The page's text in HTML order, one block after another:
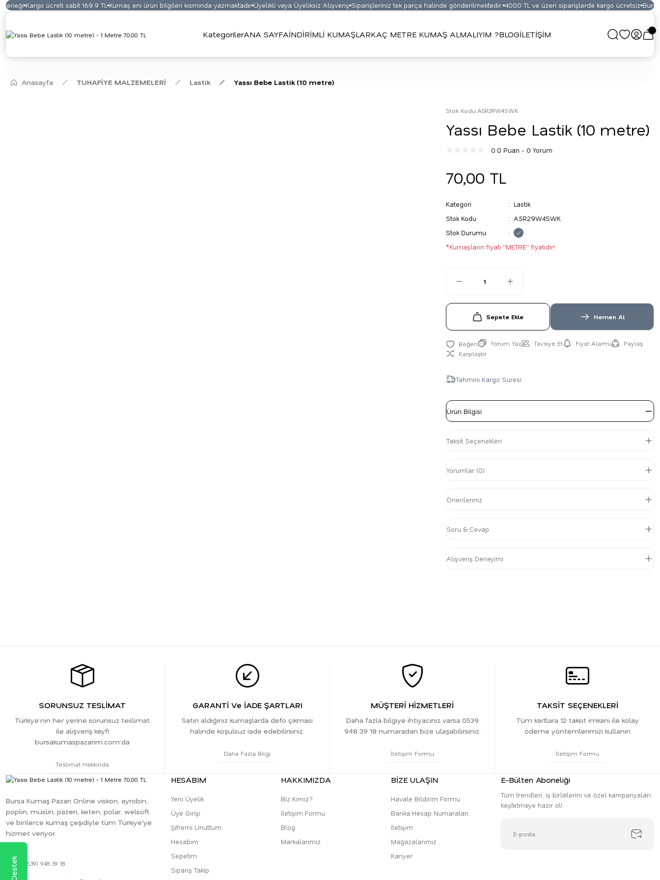
Kargo ücreti sabit 169.9 TL Kumaş eni ürün bilgileri kısmında yazmaktadır Üyelikli veya Üyeliksiz Alışveriş Siparişleriniz tek parça halinde gönderilmektedir. 4000 TL ve üzeri siparişlerde kargo ücretsiz Bursa
KategorilerANA SAYFAİNDİRİMLİ KUMAŞLARKAÇ METRE KUMAŞ ALMALIYIM ?BLOGİLETİŞİM
Anasayfa TUHAFİYE MALZEMELERİ Lastik Yassı Bebe Lastik (10 metre)
Stok Kodu:A5R29W4SWK
Yassı Bebe Lastik (10 metre)
0.0 Puan - 0 Yorum
70,00 TL
Kategori
Lastik
Stok Kodu
A5R29W4SWK
Stok Durumu
*Kumaşların fiyatı ''METRE'' fiyatıdır!
Sepete Ekle Hemen Al
Yorum Yaz Tavsiye Et Fiyat Alarmı
Paylaş
Karşılaştır
Tahmini Kargo Süresi :
Ürün Bilgisi
Taksit Seçenekleri
Yorumlar (0)
Önerileriniz
Soru & Cevap
Alışveriş Deneyimi
SORUNSUZ TESLİMAT
Türkiye’nin her yerine sorunsuz teslimat
ile alışveriş keyfi
bursakumaspazarim.com’da
Teslimat Hakkında
GARANTİ Ve İADE ŞARTLARI
Satın aldığınız kumaşlarda defo çıkması
halinde koşulsuz iade edebilirsiniz.
Daha Fazla Bilgi
MÜŞTERİ HİZMETLERİ
Daha fazla bilgiye ihtiyacınız varsa 0539
948 39 18 numaradan bize ulaşabilirsiniz.
İletişim Formu
TAKSİT SEÇENEKLERİ
Tüm kartlara 12 taksit imkanı ile kolay
ödeme yöntemlerimizi kullanın
İletişim Formu
Bursa Kumaş Pazarı Online viskon, ayrobin,
poplin, müslin, pazen, keten, polar, welsoft
ve binlerce kumaş çeşidiyle tüm Türkiye'ye
hizmet veriyor.
0 (539) 948 39 18
HESABIM
Yeni Üyelik
Üye Girişi
Şifremi Unuttum
Hesabım
Sepetim
Sipariş Takip
HAKKIMIZDA
Biz Kimiz?
İletişim Formu
Blog
Markalarımız
BİZE ULAŞIN
Havale Bildirim Formu
Banka Hesap Numaraları
İletişim
Mağazalarımız
Kariyer
E-Bülten Aboneliği
Tüm trendleri, iş birliklerini ve özel kampanyaları
keşfetmeye hazır ol!